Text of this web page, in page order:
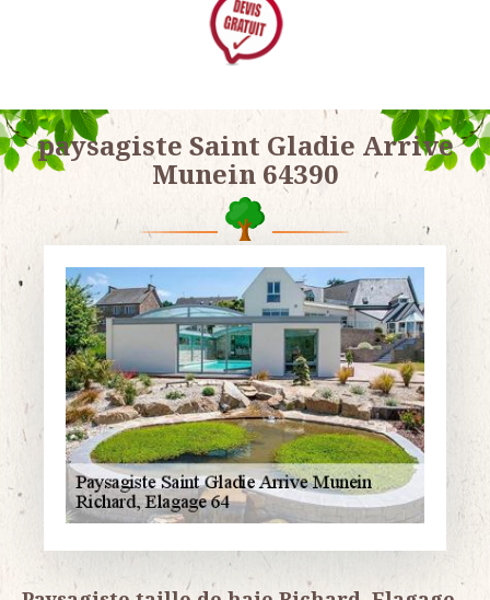
paysagiste Saint Gladie Arrive
Munein 64390